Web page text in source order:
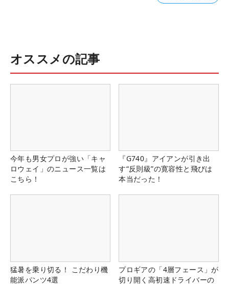
オススメの記事
今年も男女プロが強い「キャ
ロウェイ」のニュース一覧は
こちら！
『G740』アイアンが引き出
す“反則級”の寛容性と飛びは
本当だった！
猛暑を乗り切る！ こだわり機
能派パンツ4選
プロギアの「4層フェース」が
切り開く高初速ドライバーの